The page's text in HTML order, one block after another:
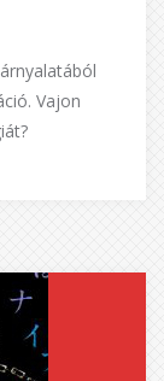
Vajon